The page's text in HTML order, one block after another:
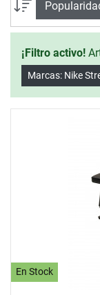
Ordenar por
¡Filtro activo!
Marcas: Nike
En Stock